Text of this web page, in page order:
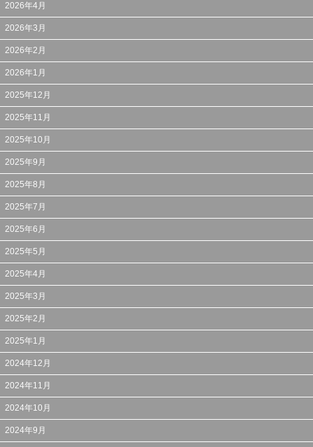
2026年4月
2026年3月
2026年2月
2026年1月
2025年12月
2025年11月
2025年10月
2025年9月
2025年8月
2025年7月
2025年6月
2025年5月
2025年4月
2025年3月
2025年2月
2025年1月
2024年12月
2024年11月
2024年10月
2024年9月